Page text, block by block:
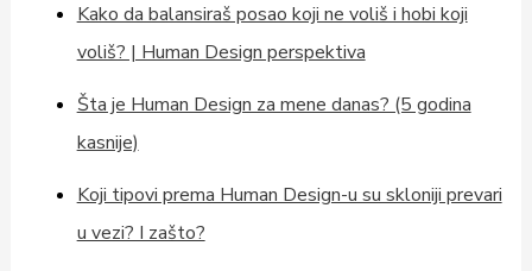
Kako da balansiraš posao koji ne voliš i hobi koji
voliš? | Human Design perspektiva
Šta je Human Design za mene danas? (5 godina
kasnije)
Koji tipovi prema Human Design-u su skloniji prevari
u vezi? I zašto?